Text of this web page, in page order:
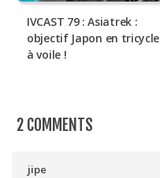
IVCAST 79 : Asiatrek :
objectif Japon en tricycle
à voile !
2 COMMENTS
jipe